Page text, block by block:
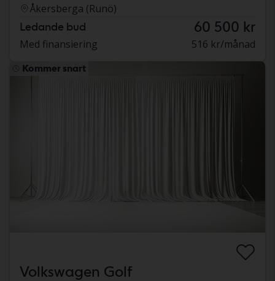
Åkersberga (Runö)
Ledande bud 60 500 kr
Med finansiering 516 kr/månad
Kommer snart
Volkswagen Golf